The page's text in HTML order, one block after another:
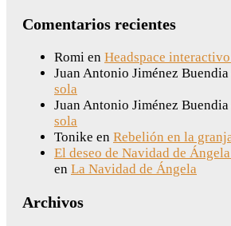
Comentarios recientes
Romi en Headspace
Juan Antonio Jiménez Buendia
sola
Juan Antonio Jiménez Buendia
sola
Tonike en Rebelión en la
El deseo de Navidad de
en La Navidad de Ángela
Archivos